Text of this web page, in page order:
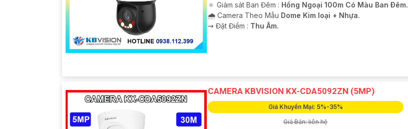
🔅 Giám sát Ban Đêm : Hồng Ngoại 100m Có Màu Ban Ðêm.
🌧️ Camera Theo Mẫu Dome Kim loại + Nhựa.
️⇝ Đặt Điểm : Thu Âm.
CAMERA KBVISION KX-CDA5092ZN (5MP)
Giá Khuyến Mại: 5%-35%
Giá Bán: liên hệ